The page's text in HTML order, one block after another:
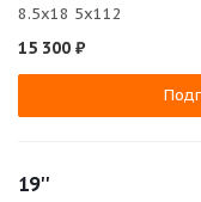
8.5x18 5x112
15 300 ₽
19''